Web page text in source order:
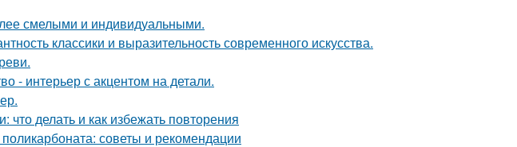
смелыми и индивидуальными.
классики и выразительность современного искусства.
- интерьер с акцентом на детали.
что делать и как избежать повторения
советы и рекомендации